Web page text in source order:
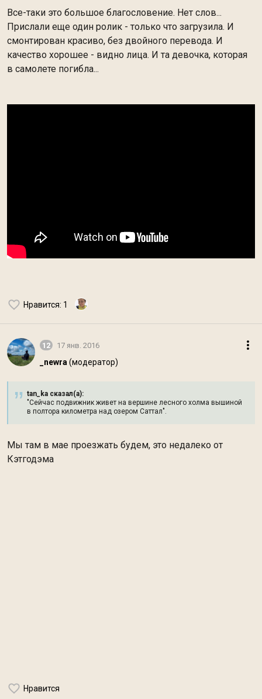
Все-таки это большое благословение. Нет слов...
Прислали еще один ролик - только что загрузила. И
смонтирован красиво, без двойного перевода. И
качество хорошее - видно лица. И та девочка, которая
в самолете погибла...
Нравится: 1
12 17 янв. 2016
_newra (модератор)
tan_ka сказал(а):
"Сейчас подвижник живет на вершине лесного холма вышиной
в полтора километра над озером Саттал".
Мы там в мае проезжать будем, это недалеко от
Кэтгодэма
Нравится